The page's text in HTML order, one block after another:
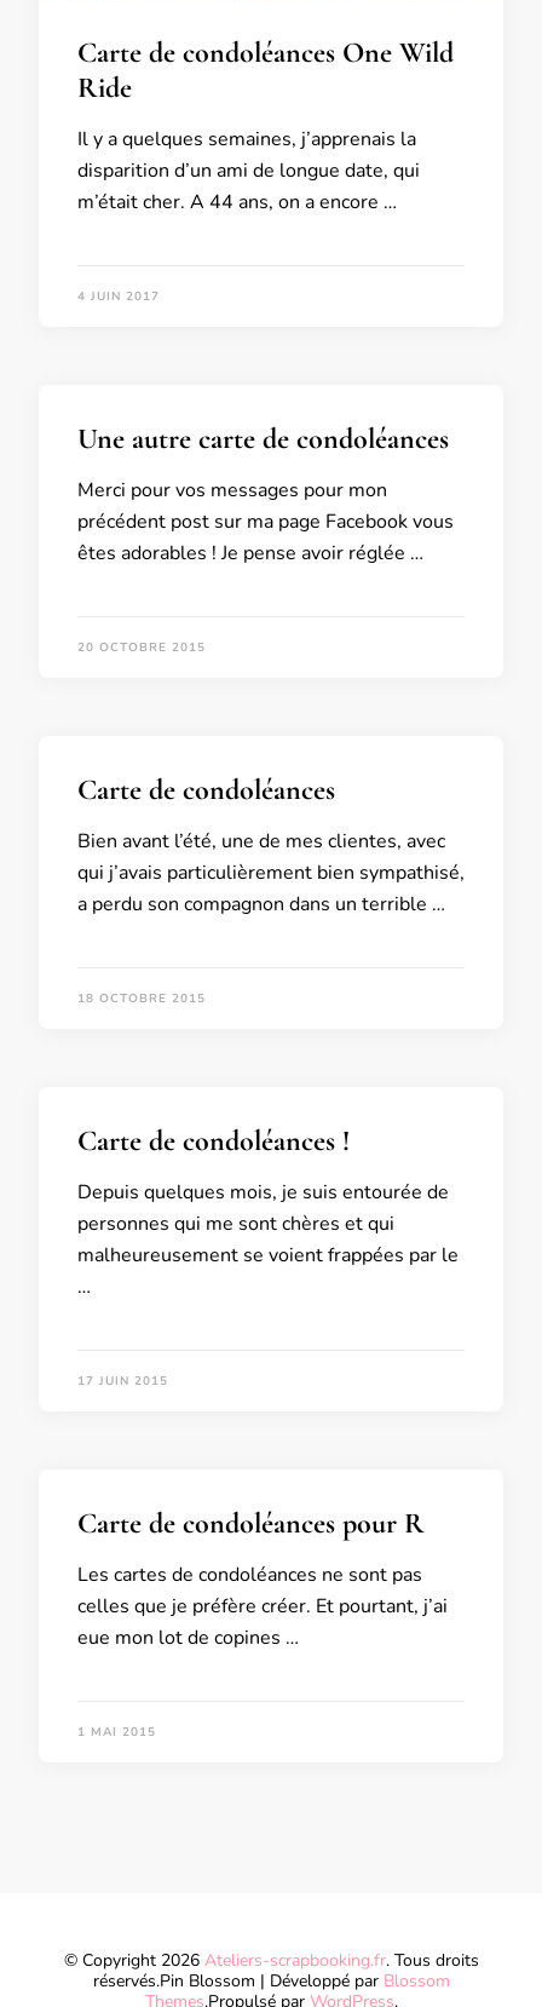
Carte de condoléances One Wild
Ride
Il y a quelques semaines, j’apprenais la
disparition d’un ami de longue date, qui
m’était cher. A 44 ans, on a encore …
4 JUIN 2017
Une autre carte de condoléances
Merci pour vos messages pour mon
précédent post sur ma page Facebook vous
êtes adorables ! Je pense avoir réglée …
20 OCTOBRE 2015
Carte de condoléances
Bien avant l’été, une de mes clientes, avec
qui j’avais particulièrement bien sympathisé,
a perdu son compagnon dans un terrible …
18 OCTOBRE 2015
Carte de condoléances !
Depuis quelques mois, je suis entourée de
personnes qui me sont chères et qui
malheureusement se voient frappées par le
…
17 JUIN 2015
Carte de condoléances pour R
Les cartes de condoléances ne sont pas
celles que je préfère créer. Et pourtant, j’ai
eue mon lot de copines …
1 MAI 2015
© Copyright 2026 Ateliers-scrapbooking.fr. Tous droits
réservés.Pin Blossom | Développé par Blossom
Themes.Propulsé par WordPress.